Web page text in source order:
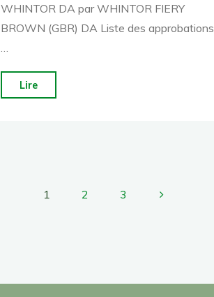
WHINTOR DA par WHINTOR FIERY
BROWN (GBR) DA Liste des approbations
Lire
1 2 3